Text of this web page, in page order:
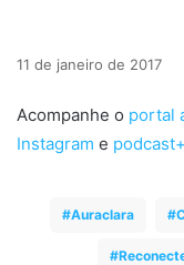
11 de janeiro de 2017
Acompanhe o portal
Instagram e podcast+
Auraclara